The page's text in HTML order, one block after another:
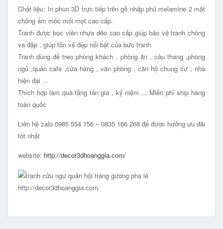
Chất liệu: In phun 3D trực tiếp trên gỗ nhập phủ melamine 2 mặt
chống ẩm mốc mối mọt cao cấp.
Tranh được bọc viền nhựa dẻo cao cấp giúp bảo vệ tranh chống
va đập , giúp tôn vẻ đẹp nổi bật của bức tranh
Tranh dùng để treo phòng khách , phòng ăn , cầu thang ,phòng
ngủ ,quán cafe ,cửa hàng , văn phòng , căn hộ chung cư , nhà
hiện đại ...
Thích hợp làm quà tặng tân gia , kỷ niệm ... Miễn phí ship hàng
toàn quốc
Liên hệ zalo 0985 554 156 – 0835 166 268 để được hưởng ưu đãi
tốt nhất
website: http://decor3dhoanggia.com/
http://decor3dhoanggia.com